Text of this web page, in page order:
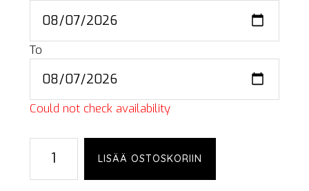
To
Could not check availability
Acoustics
SB18
LISÄÄ OSTOSKORIIN